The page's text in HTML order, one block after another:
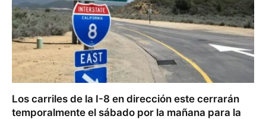
Los carriles de la I-8 en dirección este cerrarán
temporalmente el sábado por la mañana para la